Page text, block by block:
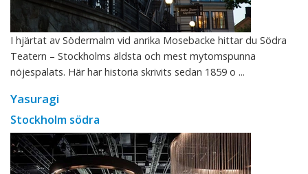
I hjärtat av Södermalm vid anrika Mosebacke hittar du Södra
Teatern – Stockholms äldsta och mest mytomspunna
nöjespalats. Här har historia skrivits sedan 1859 o ...
Yasuragi
Stockholm södra